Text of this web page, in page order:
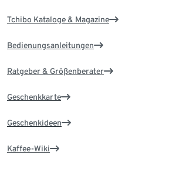
Tchibo Kataloge & Magazine
Bedienungsanleitungen
Ratgeber & Größenberater
Geschenkkarte
Geschenkideen
Kaffee-Wiki